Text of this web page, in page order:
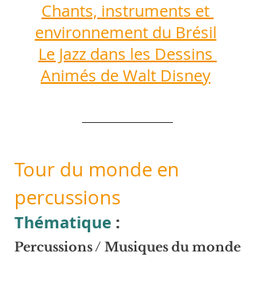
Chants, instruments et
environnement du Brésil
Le Jazz dans les Dessins
Animés de Walt Disney
Tour du monde en
percussions
Thématique :
Percussions / Musiques du monde